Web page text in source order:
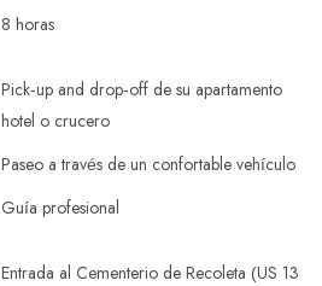
8 horas
Pick-up and drop-off de su apartamento
hotel o crucero
Paseo a través de un confortable vehículo
Guía profesional
Entrada al Cementerio de Recoleta (US 13